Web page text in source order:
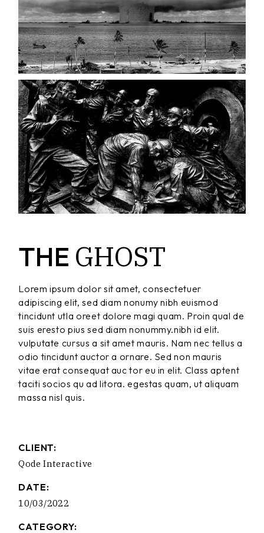
THE GHOST
Lorem ipsum dolor sit amet, consectetuer
adipiscing elit, sed diam nonumy nibh euismod
tincidunt utla oreet dolore magi quam. Proin qual de
suis eresto pius sed diam nonummy.nibh id elit.
vulputate cursus a sit amet mauris. Nam nec tellus a
odio tincidunt auctor a ornare. Sed non mauris
vitae erat consequat auc tor eu in elit. Class aptent
taciti socios qu ad litora. egestas quam, ut aliquam
massa nisl quis.
CLIENT:
Qode Interactive
DATE:
10/03/2022
CATEGORY: